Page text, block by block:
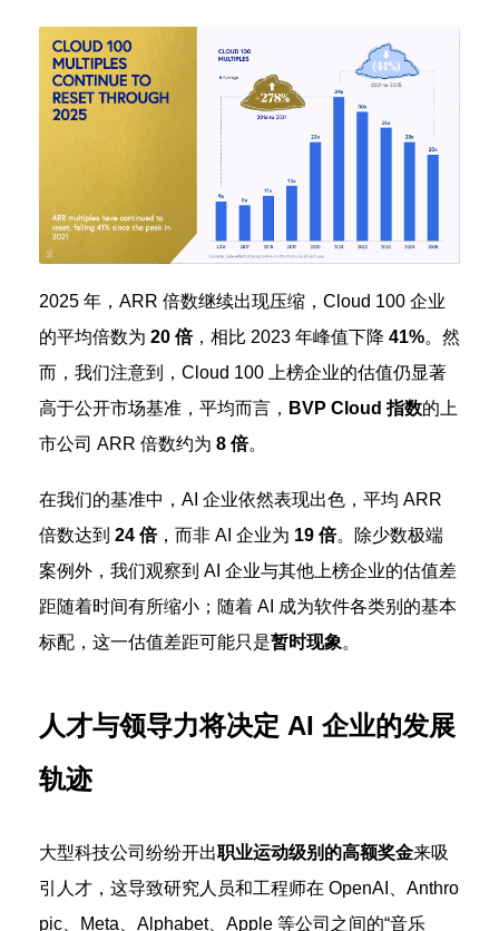
2025 年，ARR 倍数继续出现压缩，Cloud 100 企业
的平均倍数为 20 倍，相比 2023 年峰值下降 41%。然
而，我们注意到，Cloud 100 上榜企业的估值仍显著
高于公开市场基准，平均而言， BVP Cloud 指数的上
市公司 ARR 倍数约为 8 倍。
在我们的基准中，AI 企业依然表现出色，平均 ARR
倍数达到 24 倍，而非 AI 企业为 19 倍。除少数极端
案例外，我们观察到 AI 企业与其他上榜企业的估值差
距随着时间有所缩小；随着 AI 成为软件各类别的基本
标配，这一估值差距可能只是暂时现象。
人才与领导力将决定 AI 企业的发展
轨迹
大型科技公司纷纷开出职业运动级别的高额奖金来吸
引人才，这导致研究人员和工程师在 OpenAI、Anthro
pic、Meta、Alphabet、Apple 等公司之间的“音乐